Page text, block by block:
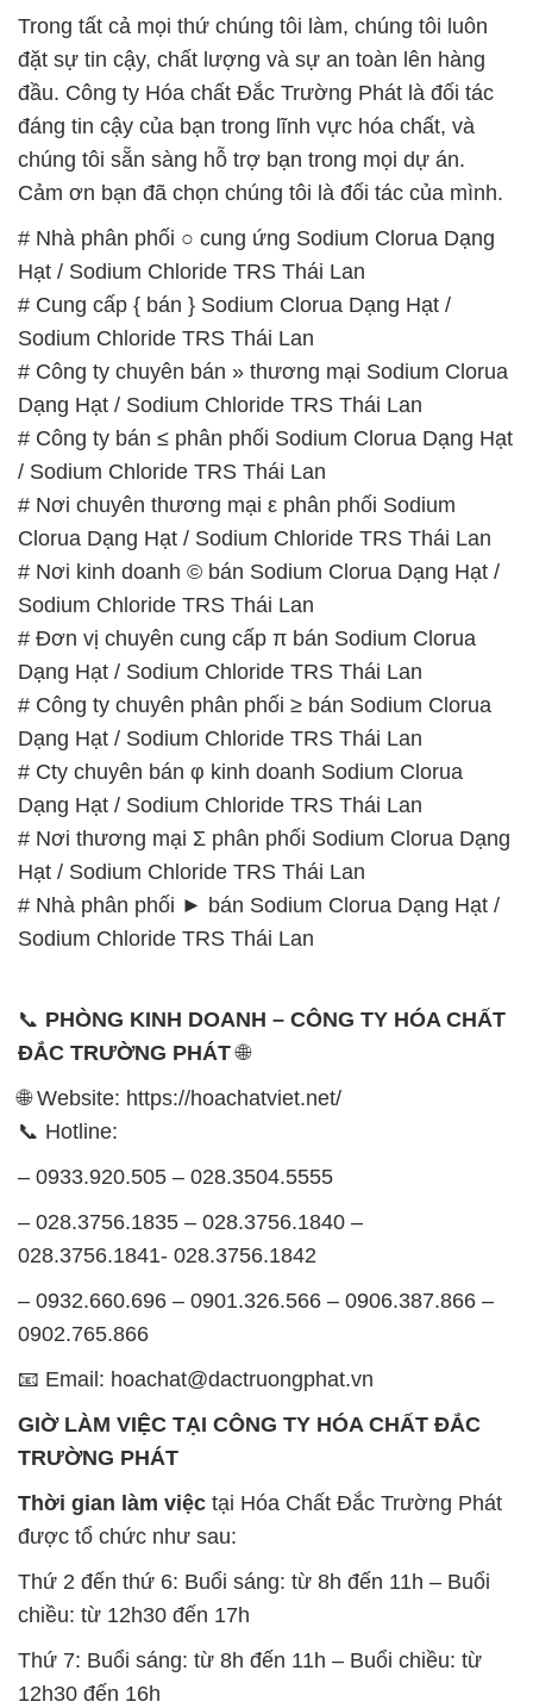
Trong tất cả mọi thứ chúng tôi làm, chúng tôi luôn
đặt sự tin cậy, chất lượng và sự an toàn lên hàng
đầu. Công ty Hóa chất Đắc Trường Phát là đối tác
đáng tin cậy của bạn trong lĩnh vực hóa chất, và
chúng tôi sẵn sàng hỗ trợ bạn trong mọi dự án.
Cảm ơn bạn đã chọn chúng tôi là đối tác của mình.
# Nhà phân phối ○ cung ứng Sodium Clorua Dạng
Hạt / Sodium Chloride TRS Thái Lan
# Cung cấp { bán } Sodium Clorua Dạng Hạt /
Sodium Chloride TRS Thái Lan
# Công ty chuyên bán » thương mại Sodium Clorua
Dạng Hạt / Sodium Chloride TRS Thái Lan
# Công ty bán ≤ phân phối Sodium Clorua Dạng Hạt
/ Sodium Chloride TRS Thái Lan
# Nơi chuyên thương mại ε phân phối Sodium
Clorua Dạng Hạt / Sodium Chloride TRS Thái Lan
# Nơi kinh doanh © bán Sodium Clorua Dạng Hạt /
Sodium Chloride TRS Thái Lan
# Đơn vị chuyên cung cấp π bán Sodium Clorua
Dạng Hạt / Sodium Chloride TRS Thái Lan
# Công ty chuyên phân phối ≥ bán Sodium Clorua
Dạng Hạt / Sodium Chloride TRS Thái Lan
# Cty chuyên bán φ kinh doanh Sodium Clorua
Dạng Hạt / Sodium Chloride TRS Thái Lan
# Nơi thương mại Σ phân phối Sodium Clorua Dạng
Hạt / Sodium Chloride TRS Thái Lan
# Nhà phân phối ► bán Sodium Clorua Dạng Hạt /
Sodium Chloride TRS Thái Lan
📞 PHÒNG KINH DOANH – CÔNG TY HÓA CHẤT
ĐẮC TRƯỜNG PHÁT🌐
🌐 Website: https://hoachatviet.net/
📞 Hotline:
– 0933.920.505 – 028.3504.5555
– 028.3756.1835 – 028.3756.1840 –
028.3756.1841- 028.3756.1842
– 0932.660.696 – 0901.326.566 – 0906.387.866 –
0902.765.866
📧 Email: hoachat@dactruongphat.vn
GIỜ LÀM VIỆC TẠI CÔNG TY HÓA CHẤT ĐẮC
TRƯỜNG PHÁT
Thời gian làm việc tại Hóa Chất Đắc Trường Phát
được tổ chức như sau:
Thứ 2 đến thứ 6: Buổi sáng: từ 8h đến 11h – Buổi
chiều: từ 12h30 đến 17h
Thứ 7: Buổi sáng: từ 8h đến 11h – Buổi chiều: từ
12h30 đến 16h